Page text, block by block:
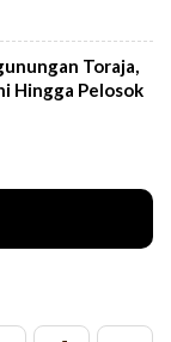
Toraja,
Hingga Pelosok